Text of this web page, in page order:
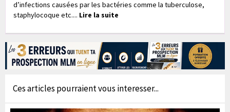
d’infections causées par les bactéries comme la tuberculose,
staphylocoque etc.... Lire la suite
Ces articles pourraient vous interesser...